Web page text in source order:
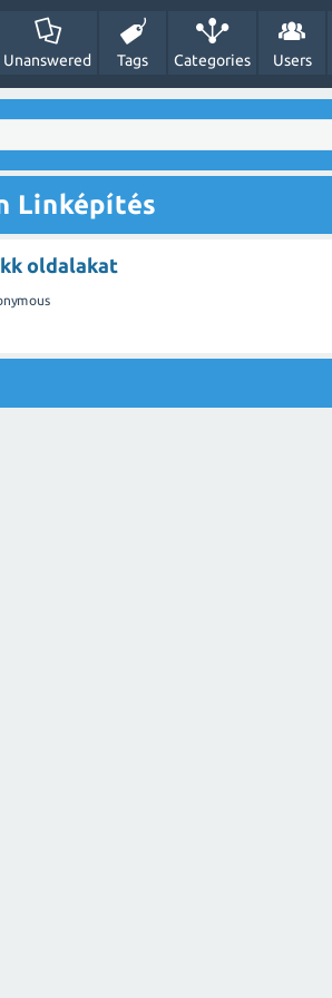
Unanswered Tags Categories Users
Linképítés
oldalakat